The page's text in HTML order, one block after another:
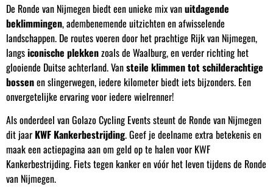
De Ronde van Nijmegen biedt een unieke mix vanuitdagende
beklimmingen, adembenemende uitzichten en afwisselende
landschappen. De routes voeren door het prachtige Rijk van Nijmegen,
langsiconische plekkenzoals de Waalburg, en verder richting het
glooiende Duitse achterland. Vansteile klimmen tot schilderachtige
bossenen slingerwegen, iedere kilometer biedt iets bijzonders. Een
onvergetelijke ervaring voor iedere wielrenner!
Als onderdeel van Golazo Cycling Events steunt de Ronde van Nijmegen
dit jaar KWF Kankerbestrijding. Geef je deelname extra betekenis en
maak een actiepagina aan om geld op te halen voor KWF
Kankerbestrijding. Fiets tegen kanker en vóór het leven tijdens de Ronde
van Nijmegen.